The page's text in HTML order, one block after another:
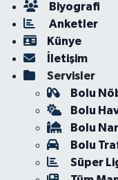
Biyografi
Anketler
Künye
İletişim
Servisler
Bolu
Bolu
Bolu
Bolu
Süper